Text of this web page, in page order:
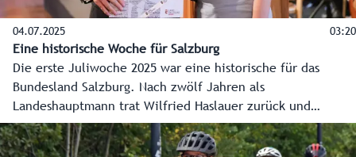
04.07.2025 03:20
Eine historische Woche für Salzburg
Die erste Juliwoche 2025 war eine historische für das
Bundesland Salzburg. Nach zwölf Jahren als
Landeshauptmann trat Wilfried Haslauer zurück und
Karoline Edtstadler folgte im nach ihrer Wahl durch den
Salzburger Landtag nach. Die wichtigsten Stationen dieser